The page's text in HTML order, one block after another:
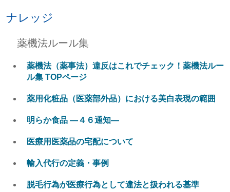
ナレッジ
薬機法ルール集
薬機法（薬事法）違反はこれでチェック！薬機法ルー
ル集 TOPページ
薬用化粧品（医薬部外品）における美白表現の範囲
明らか食品 ―４６通知―
医療用医薬品の宅配について
輸入代行の定義・事例
脱毛行為が医療行為として違法と扱われる基準